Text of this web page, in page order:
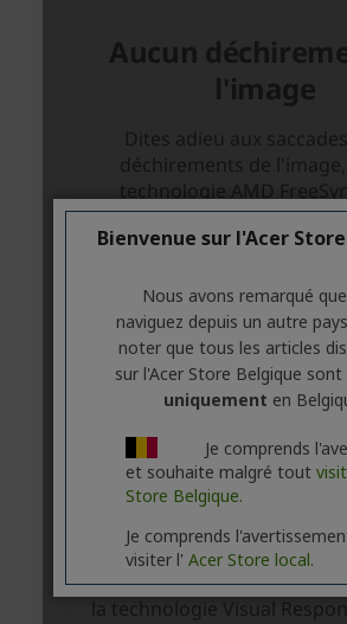
Bienvenue sur l'Acer
Nous avons remarqué
naviguez depuis un autre
noter que tous les articles
sur l'Acer Store Belgique sont
uniquement en
Je comprends
et souhaite malgré tout
Store Belgique.
Je comprends
visiter l' Acer Store local.